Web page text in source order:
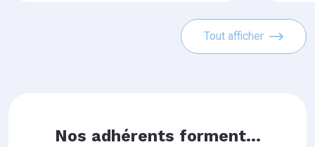
Tout afficher
Nos adhérents forment...